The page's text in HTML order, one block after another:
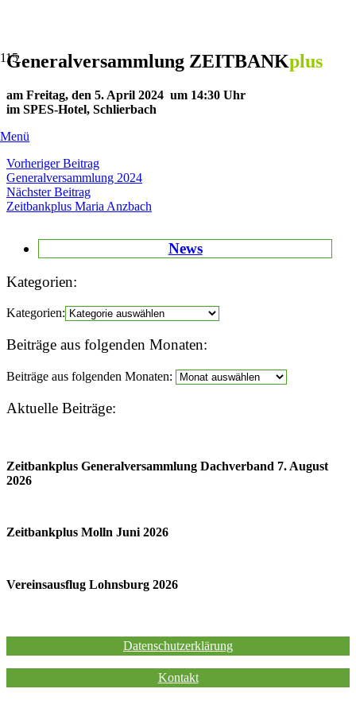
Menü
Generalversammlung ZEITBANKplus
am Freitag, den 5. April 2024 um 14:30 Uhr
im SPES-Hotel, Schlierbach
Vorheriger Beitrag
Generalversammlung 2024
Nächster Beitrag
Zeitbankplus Maria Anzbach
News
Kategorien:
Kategorien:
Beiträge aus folgenden Monaten:
Beiträge aus folgenden Monaten:
Aktuelle Beiträge:
Zeitbankplus Generalversammlung Dachverband 7. August
2026
Zeitbankplus Molln Juni 2026
Vereinsausflug Lohnsburg 2026
Datenschutzerklärung
Kontakt